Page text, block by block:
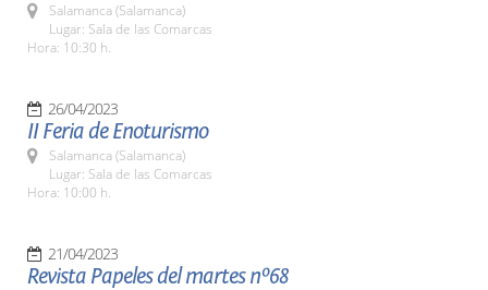
Salamanca (Salamanca)
Lugar: Sala de las Comarcas
Hora: 10:30 h.
26/04/2023
II Feria de Enoturismo
Salamanca (Salamanca)
Lugar: Sala de las Comarcas
Hora: 10:00 h.
21/04/2023
Revista Papeles del martes nº68